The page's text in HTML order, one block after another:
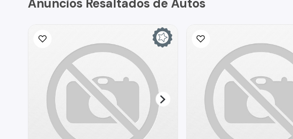
Anuncios Resaltados de Autos